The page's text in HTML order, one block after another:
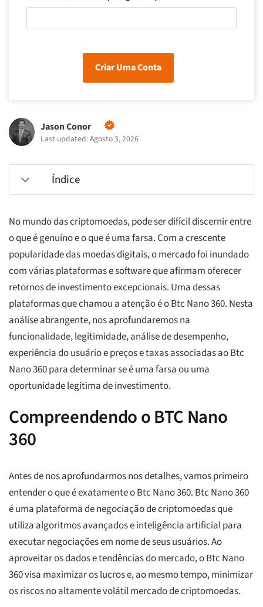
Criar Uma Conta
Jason Conor
Last updated: Agosto 3, 2026
Índice
No mundo das criptomoedas, pode ser difícil discernir entre
o que é genuíno e o que é uma farsa. Com a crescente
popularidade das moedas digitais, o mercado foi inundado
com várias plataformas e software que afirmam oferecer
retornos de investimento excepcionais. Uma dessas
plataformas que chamou a atenção é o Btc Nano 360. Nesta
análise abrangente, nos aprofundaremos na
funcionalidade, legitimidade, análise de desempenho,
experiência do usuário e preços e taxas associadas ao Btc
Nano 360 para determinar se é uma farsa ou uma
oportunidade legítima de investimento.
Compreendendo o BTC Nano
360
Antes de nos aprofundarmos nos detalhes, vamos primeiro
entender o que é exatamente o Btc Nano 360. Btc Nano 360
é uma plataforma de negociação de criptomoedas que
utiliza algoritmos avançados e inteligência artificial para
executar negociações em nome de seus usuários. Ao
aproveitar os dados e tendências do mercado, o Btc Nano
360 visa maximizar os lucros e, ao mesmo tempo, minimizar
os riscos no altamente volátil mercado de criptomoedas.